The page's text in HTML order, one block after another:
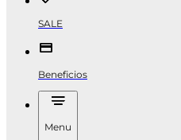
SALE
Beneficios
Menu